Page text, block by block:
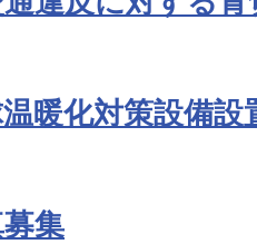
暖化対策設備
集